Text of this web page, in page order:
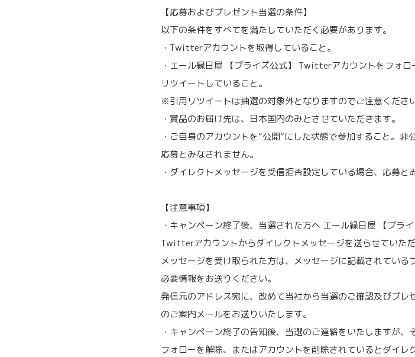
【応募およびプレゼント当選の条件】
以下の条件をすべてを満たしていただく必要があります。
・Twitterアカウントを取得していること。
・エール縁日屋 【プライズ公式】 Twitterアカウントをフォロ
リツイートしていること。
※引用リツイートは抽選の対象外となりますのでご注意ください
・賞品のお届け先は、日本国内のみとさせていただきます。
・ご自身のアカウントを“公開”にした状態で参加すること。非
応募とみなされません。
・ダイレクトメッセージを受信拒否設定している場合、応募と
【注意事項】
・キャンペーン終了後、当選された方へ エール縁日屋 【プライ
Twitterアカウントからダイレクトメッセージを送らせていただ
メッセージを受け取られた方は、メッセージに記載されている
必要情報をお送りください。
発信元のアドレス宛に、改めて当社から当選のご確認及びプレ
のご案内メールをお送りいたします。
・キャンペーン終了の告知後、当選のご連絡をいたしますが、
フォローを解除、またはアカウントを削除されているとダイレ